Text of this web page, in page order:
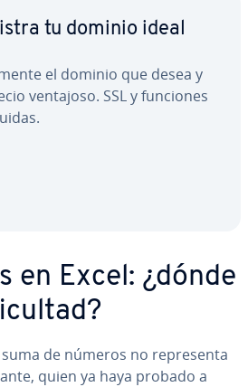
tu dominio ideal
el dominio que desea y
ventajoso. SSL y funciones
en Excel: ¿dónde
de números no re­pre­se­n­ta
quien ya haya probado a